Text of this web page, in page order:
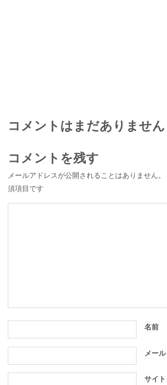
コメントはまだありません
コメントを残す
メールアドレスが公開されることはありません。
須項目です
名前
メール
サイト